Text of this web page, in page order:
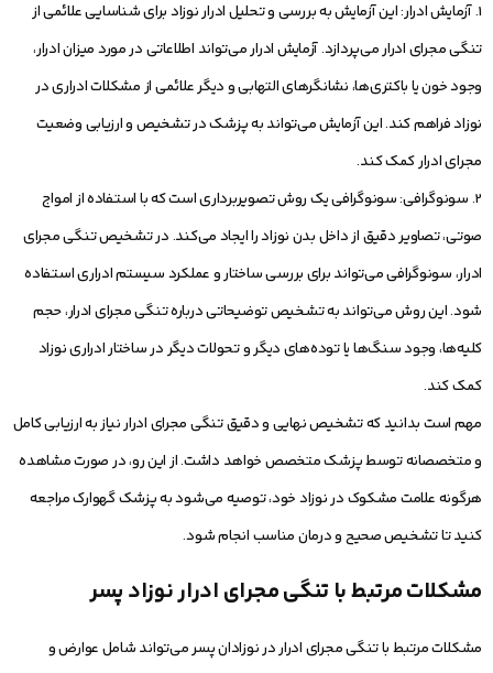
1. آزمایش ادرار: این آزمایش به بررسی و تحلیل ادرار نوزاد برای شناسایی علائمی از
تنگی مجرای ادرار می‌پردازد. آزمایش ادرار می‌تواند اطلاعاتی در مورد میزان ادرار،
وجود خون یا باکتری‌ها، نشانگرهای التهابی و دیگر علائمی از مشکلات ادراری در
نوزاد فراهم کند. این آزمایش می‌تواند به پزشک در تشخیص و ارزیابی وضعیت
مجرای ادرار کمک کند.
2. سونوگرافی: سونوگرافی یک روش تصویربرداری است که با استفاده از امواج
صوتی، تصاویر دقیق از داخل بدن نوزاد را ایجاد می‌کند. در تشخیص تنگی مجرای
ادرار، سونوگرافی می‌تواند برای بررسی ساختار و عملکرد سیستم ادراری استفاده
شود. این روش می‌تواند به تشخیص توضیحاتی درباره تنگی مجرای ادرار، حجم
کلیه‌ها، وجود سنگ‌ها یا توده‌های دیگر و تحولات دیگر در ساختار ادراری نوزاد
کمک کند.
مهم است بدانید که تشخیص نهایی و دقیق تنگی مجرای ادرار نیاز به ارزیابی کامل
و متخصصانه توسط پزشک متخصص خواهد داشت. از این رو، در صورت مشاهده
هرگونه علامت مشکوک در نوزاد خود، توصیه می‌شود به پزشک گهوارک مراجعه
کنید تا تشخیص صحیح و درمان مناسب انجام شود.
مشکلات مرتبط با تنگی مجرای ادرار نوزاد پسر
مشکلات مرتبط با تنگی مجرای ادرار در نوزادان پسر می‌تواند شامل عوارض و